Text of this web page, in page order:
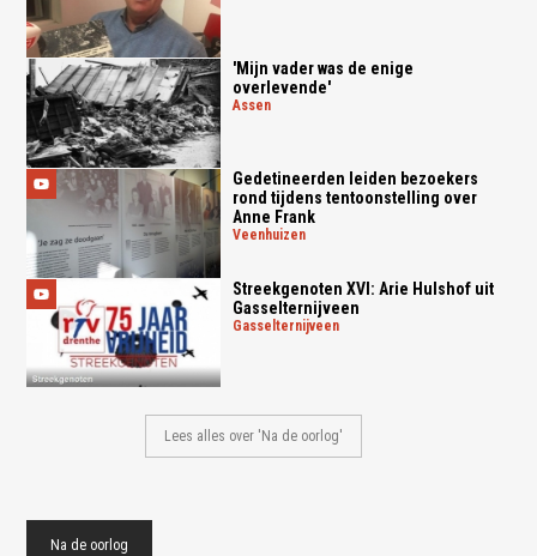
'Mijn vader was de enige
overlevende'
assen
Gedetineerden leiden bezoekers
rond tijdens tentoonstelling over
Anne Frank
veenhuizen
Streekgenoten XVI: Arie Hulshof uit
Gasselternijveen
gasselternijveen
Lees alles over 'Na de oorlog'
Na de oorlog